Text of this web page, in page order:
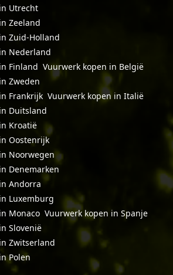
Utrecht
Zeeland
Zuid-Holland
Nederland
Finland Vuurwerk kopen in België
Zweden
Frankrijk Vuurwerk kopen in Italië
Duitsland
Kroatië
Oostenrijk
Noorwegen
Denemarken
Andorra
Luxemburg
Monaco Vuurwerk kopen in Spanje
Slovenië
Zwitserland
Polen